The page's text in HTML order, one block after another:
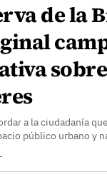
de la
a la ciudadanía
público urbano y